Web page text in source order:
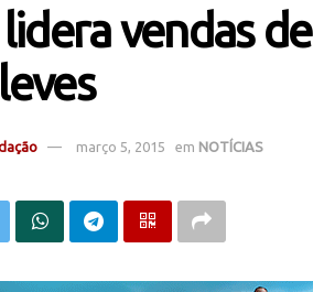
vendas
março 5, 2015 em NOTÍCIAS